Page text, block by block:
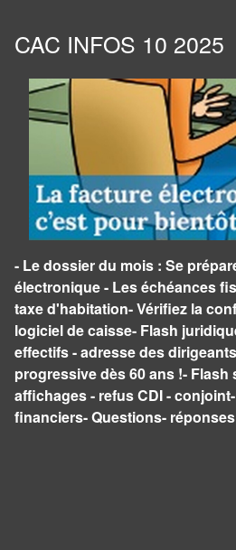
CAC INFOS 10 2025
- Le dossier du mois : Se
électronique - Les échéances
taxe d'habitation- Vérifiez la
logiciel de caisse- ​Flash
effectifs - adresse des
progressive dès 60 ans !- Flash
affichages - refus CDI -
financiers- Questions- réponses